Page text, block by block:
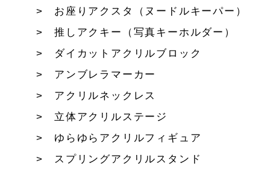
お座りアクスタ（ヌードルキーパー）
推しアクキー（写真キーホルダー）
ダイカットアクリルブロック
アンブレラマーカー
アクリルネックレス
立体アクリルステージ
ゆらゆらアクリルフィギュア
スプリングアクリルスタンド